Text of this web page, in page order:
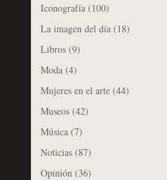
Iconografía(100)
La imagen del día(18)
Libros(9)
Moda(4)
Mujeres en el arte(44)
Museos(42)
Música(7)
Noticias(87)
Opinión(36)